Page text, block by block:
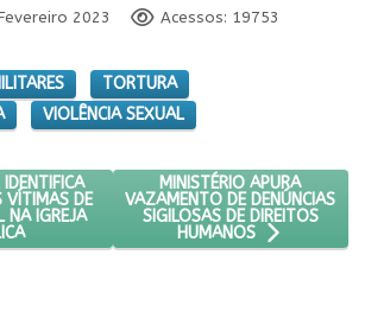
2023
Acessos: 19753
TORTURA
VIOLÊNCIA SEXUAL
PORTUGAL IDENTIFICA 4.815 CRIANÇAS
VÍTIMAS DE
NA IGREJA
PRÓXIMO ARTIGO:
MINISTÉRIO APURA
VAZAMENTO DE DENÚNCIAS
SIGILOSAS DE DIREITOS
HUMANOS